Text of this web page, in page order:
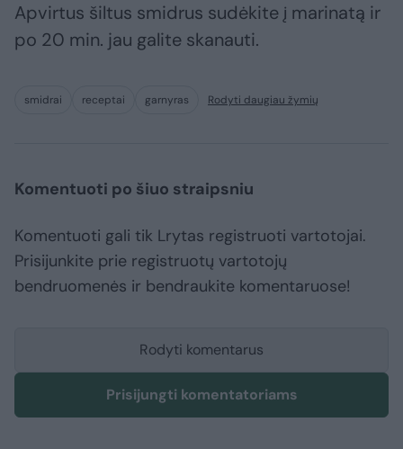
Apvirtus šiltus smidrus sudėkite į marinatą ir
po 20 min. jau galite skanauti.
smidrai receptai garnyras Rodyti daugiau žymių
Komentuoti po šiuo straipsniu
Komentuoti gali tik Lrytas registruoti vartotojai.
Prisijunkite prie registruotų vartotojų
bendruomenės ir bendraukite komentaruose!
Rodyti komentarus
Prisijungti komentatoriams